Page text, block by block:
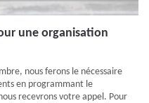
une organisation
nous ferons le nécessaire
en programmant le
recevrons votre appel. Pour